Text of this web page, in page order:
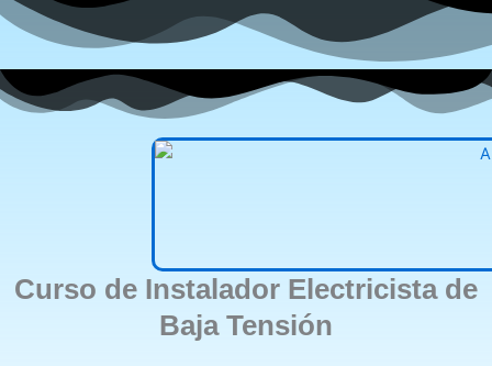
Curso de Instalador Electricista de
Baja Tensión